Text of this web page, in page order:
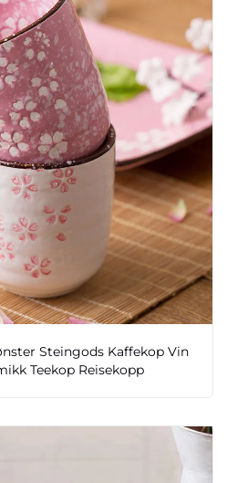
Steingods Kaffekop Vin
Teekop Reisekopp